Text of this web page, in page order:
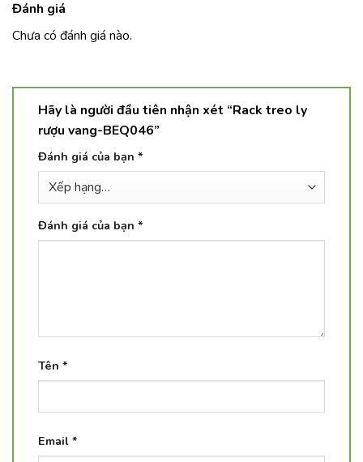
Đánh giá
Chưa có đánh giá nào.
Hãy là người đầu tiên nhận xét “Rack treo ly
rượu vang-BEQ046”
Đánh giá của bạn *
Đánh giá của bạn *
Tên *
Email *